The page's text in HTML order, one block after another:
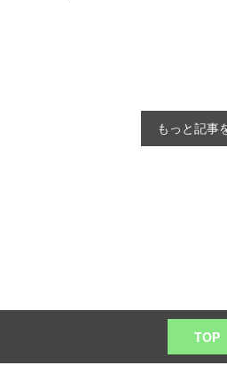
もっと記事
TOP